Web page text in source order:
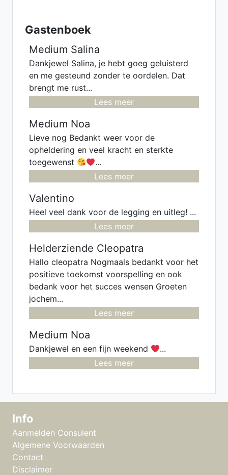
Gastenboek
Medium Salina
Dankjewel Salina, je hebt goeg geluisterd
en me gesteund zonder te oordelen. Dat
brengt me rust...
Lees meer
Medium Noa
Lieve nog Bedankt weer voor de
opheldering en veel kracht en sterkte
toegewenst
...
Lees meer
Valentino
Heel veel dank voor de legging en uitleg! ...
Lees meer
Helderziende Cleopatra
Hallo cleopatra Nogmaals bedankt voor het
positieve toekomst voorspelling en ook
bedank voor het succes wensen Groeten
jochem...
Lees meer
Medium Noa
Dankjewel en een fijn weekend
...
Lees meer
Info
Aanmelden Consulent
Algemene Voorwaarden
Contact
Disclaimer